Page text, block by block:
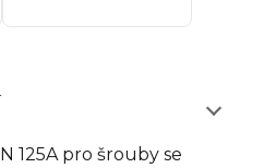
125A pro šrouby se